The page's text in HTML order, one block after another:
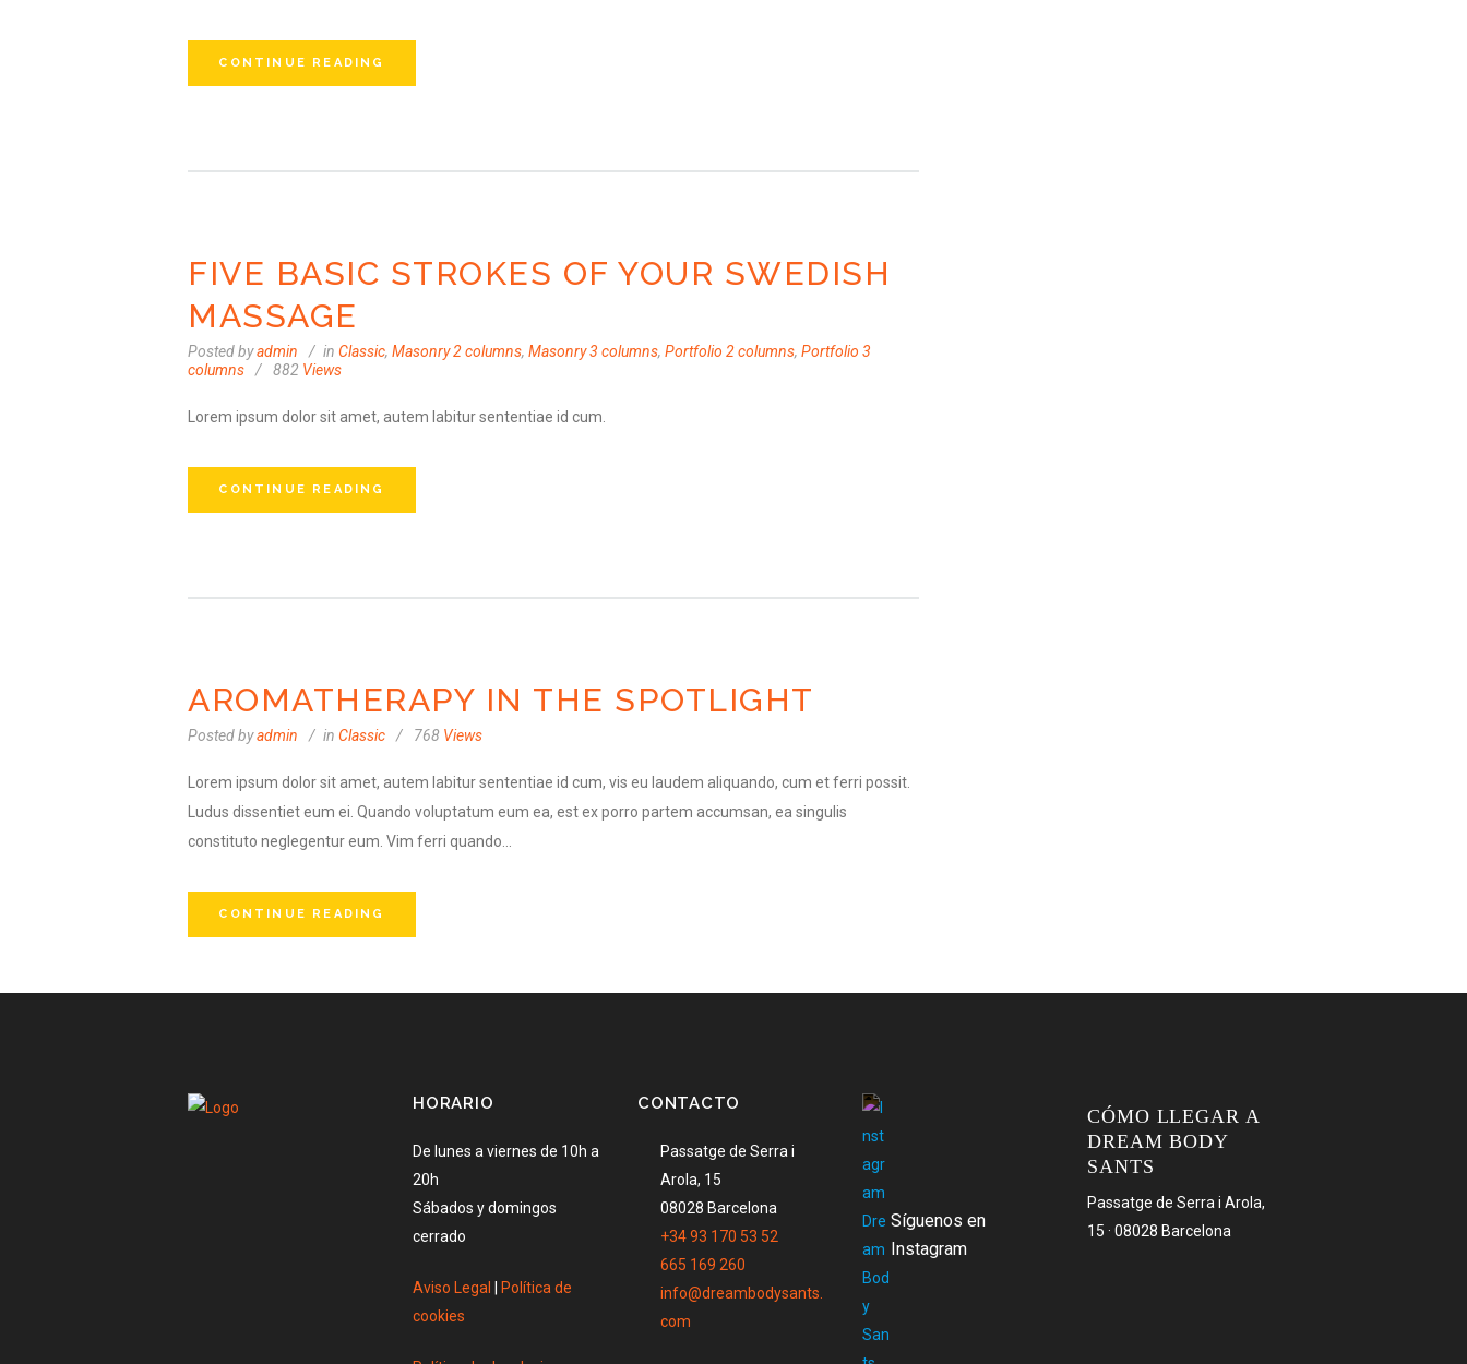
CONTINUE READING
FIVE BASIC STROKES OF YOUR SWEDISH
MASSAGE
Posted byadmin in Classic, Masonry 2 columns, Masonry 3 columns, Portfolio 2 columns, Portfolio 3
columns
882 Views
Lorem ipsum dolor sit amet, autem labitur sententiae id cum.
CONTINUE READING
AROMATHERAPY IN THE SPOTLIGHT
Posted byadmin in Classic 768 Views
Lorem ipsum dolor sit amet, autem labitur sententiae id cum, vis eu laudem aliquando, cum et ferri possit.
Ludus dissentiet eum ei. Quando voluptatum eum ea, est ex porro partem accumsan, ea singulis
constituto neglegentur eum. Vim ferri quando...
CONTINUE READING
HORARIO
De lunes a viernes de 10h a
20h
Sábados y domingos
cerrado
Aviso Legal
Política de
cookies
CONTACTO
Passatge de Serra i
Arola, 15
08028 Barcelona
+34 93 170 53 52
665 169 260
info@dreambodysants.
com
Síguenos en
Instagram
CÓMO LLEGAR A
DREAM BODY
SANTS
Passatge de Serra i Arola,
15 · 08028 Barcelona